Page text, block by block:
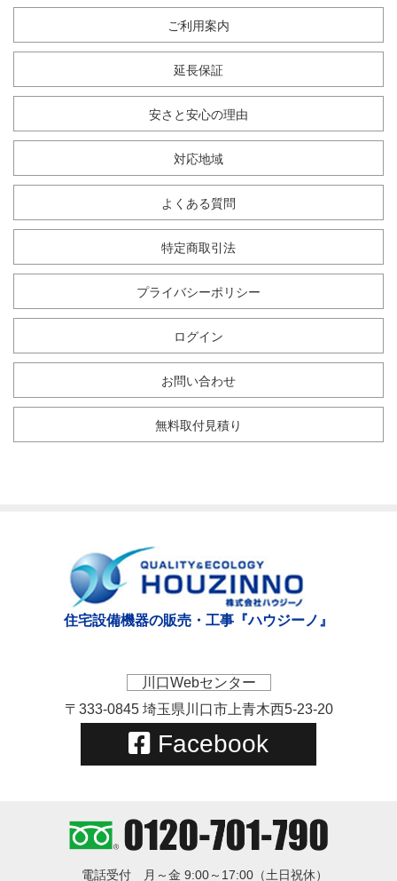
ご利用案内
延長保証
安さと安心の理由
対応地域
よくある質問
特定商取引法
プライバシーポリシー
ログイン
お問い合わせ
無料取付見積り
住宅設備機器の販売・工事『ハウジーノ』
川口Webセンター
〒333-0845 埼玉県川口市上青木西5-23-20
Facebook
電話受付 月～金 9:00～17:00（土日祝休）